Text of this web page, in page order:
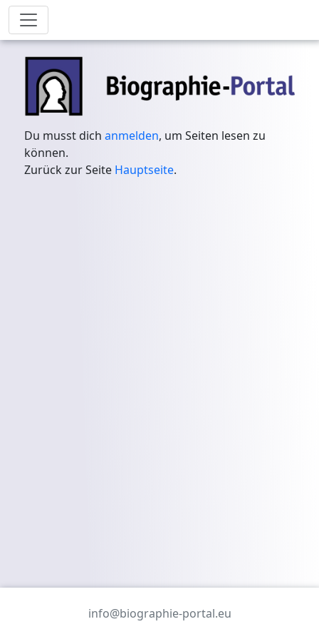
Du musst dichanmelden, um Seiten lesen zu
können.
Zurück zur Seite Hauptseite.
info@biographie-portal.eu